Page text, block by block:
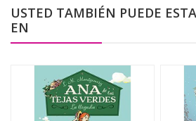
USTED TAMBIÉN PUEDE
EN